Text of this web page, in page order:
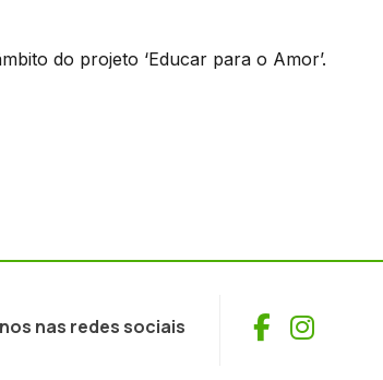
do projeto ‘Educar para o Amor’.
nas redes sociais Facebook